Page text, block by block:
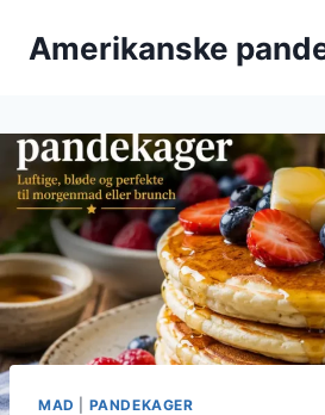
Amerikanske
MAD PANDEKAGER